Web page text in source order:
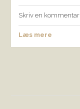
Skriv en kommentar
Læs mere